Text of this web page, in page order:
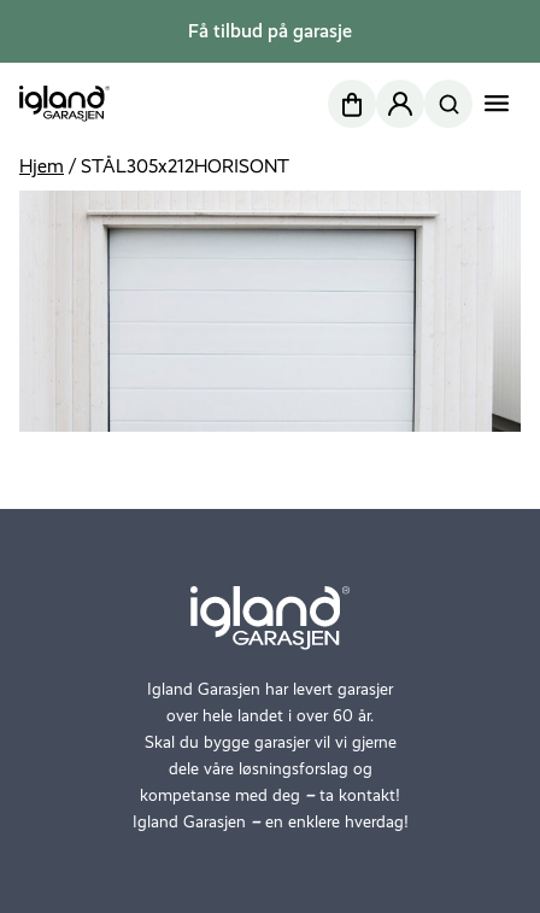
Få tilbud på garasje
NettbutikkMin side
Hjem /STÅL305x212HORISONT
Igland Garasjen har levert garasjer
over hele landet i over 60 år.
Skal du bygge garasjer vil vi gjerne
dele våre løsningsforslag og
kompetanse med deg –ta kontakt!
Igland Garasjen –en enklere hverdag!